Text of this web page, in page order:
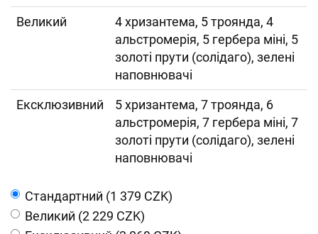
Великий
4 хризантема, 5 троянда, 4
альстромерія, 5 гербера міні, 5
золоті прути (солідаго), зелені
наповнювачі
Ексклюзивний
5 хризантема, 7 троянда, 6
альстромерія, 7 гербера міні, 7
золоті прути (солідаго), зелені
наповнювачі
Cтандартний (1 379 CZK)
Великий (2 229 CZK)